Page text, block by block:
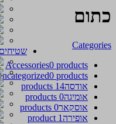
כתום
Categories
Accessories0 products
0 products
אודסה14 products
אומיגה0 products
אוסקאר0 products
אופירה1 product